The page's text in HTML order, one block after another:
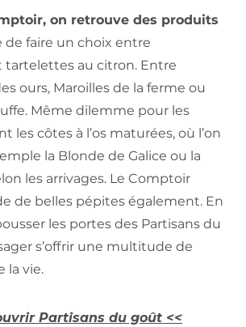
on retrouve des produits
de faire un choix entre
tartelettes au citron. Entre
ours, Maroilles de la ferme ou
Même dilemme pour les
les côtes à l’os maturées, où l’on
la Blonde de Galice ou la
les arrivages. Le Comptoir
de belles pépites également. En
les portes des Partisans du
s’offrir une multitude de
la vie.
Partisans du goût <<